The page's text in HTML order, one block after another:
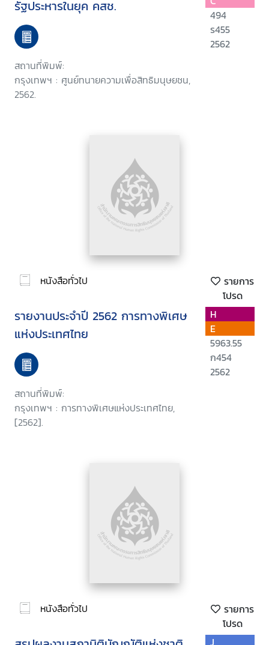
รัฐประหารในยุค คสช.
สถานที่พิมพ์:
กรุงเทพฯ : ศูนย์ทนายความเพื่อสิทธิมนุษยชน,
2562.
494
ร455
2562
หนังสือทั่วไป
รายการ
โปรด
รายงานประจำปี 2562 การทางพิเศษ
แห่งประเทศไทย
สถานที่พิมพ์:
กรุงเทพฯ : การทางพิเศษแห่งประเทศไทย,
[2562].
H
E
5963.55
ก454
2562
หนังสือทั่วไป
รายการ
โปรด